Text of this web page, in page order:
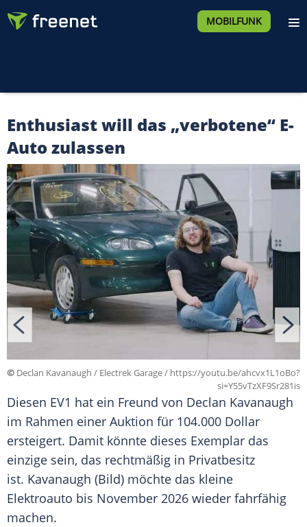
MOBILFUNK
Enthusiast will das „verbotene“ E-
Auto zulassen
© Declan Kavanaugh / Electrek Garage / https://youtu.be/ahcvx1L1oBo?
si=Y55vTzXF9Sr281is
Diesen EV1 hat ein Freund von Declan Kavanaugh
im Rahmen einer Auktion für 104.000 Dollar
ersteigert. Damit könnte dieses Exemplar das
einzige sein, das rechtmäßig in Privatbesitz
ist. Kavanaugh (Bild) möchte das kleine
Elektroauto bis November 2026 wieder fahrfähig
machen.